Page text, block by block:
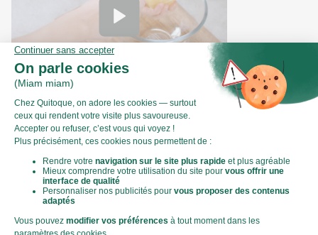
Comment faire des segments d'agrumes
?
Valeurs nutritionnelles